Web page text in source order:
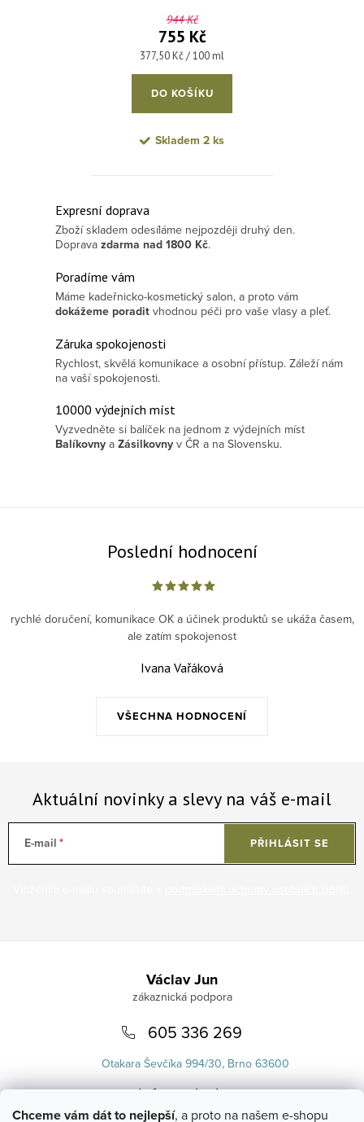
Chceme vám dát to nejlepší, a proto na našem e-shopu
944 Kč
755 Kč
Měrná cena:
377,50 Kč / 100 ml
DO KOŠÍKU
Skladem 2 ks
Ovládací prvky výpisu
Expresní doprava
Zboží skladem odesíláme nejpozději druhý den.
Doprava zdarma nad 1800 Kč.
Poradíme vám
Máme kadeřnicko-kosmetický salon, a proto vám
dokážeme poradit vhodnou péči pro vaše vlasy a pleť.
Záruka spokojenosti
Rychlost, skvělá komunikace a osobní přístup. Záleží nám
na vaší spokojenosti.
10000 výdejních míst
Vyzvedněte si balíček na jednom z výdejních míst
Balíkovny a Zásilkovny v ČR a na Slovensku.
Poslední hodnocení
VŠECHNA HODNOCENÍ
rychlé doručení, komunikace OK a účinek produktů se ukáža časem,
ale zatím spokojenost
Ivana Vařáková
Aktuální novinky a slevy na váš e-mail
E-mail PŘIHLÁSIT SE
Václav Jun
605 336 269
Otakara Ševčíka 994/30, Brno 63600
info@uvlasku.cz